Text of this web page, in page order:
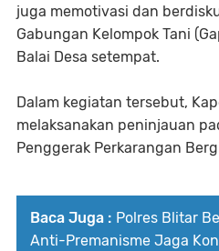
juga memotivasi dan
Gabungan Kelompok Tani
Balai Desa setempat.
Dalam kegiatan tersebut,
melaksanakan peninjauan
Penggerak Perkarangan
Baca Juga : Polres Blitar
Anti-Premanisme Jaga